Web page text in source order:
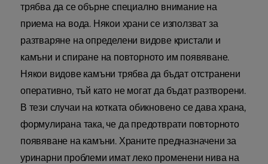
трябва да се обърне специално внимание на
приема на вода. Някои храни се използват за
разтваряне на определени видове кристали и
камъни и спиране на повторното им появяване.
Някои видове камъни трябва да бъдат отстранени
оперативно, тъй като не могат да бъдат разтворени.
В тези случаи на котката обикновено се дава храна,
формулирана така, че да предотврати повторното
появяване на камъни. Храните предназначени за
уринарни проблеми имат леко променени нива на